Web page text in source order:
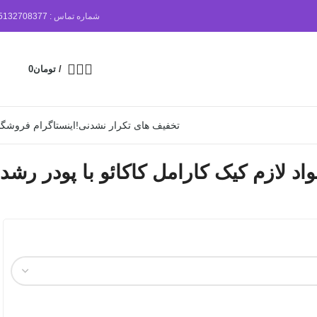
شماره تماس :
/ تومان0
تخفیف های تکرار نشدنی!اینستاگرام
لازم کیک کارامل کاکائو با پودر رشد